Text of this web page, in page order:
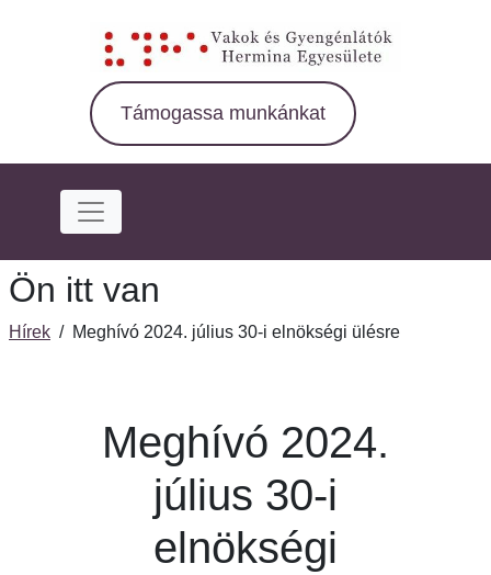
Támogassa munkánkat
Ön itt van
Hírek /Meghívó 2024. július 30-i elnökségi ülésre
Meghívó 2024.
július 30-i
elnökségi